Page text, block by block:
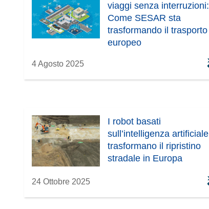
viaggi senza interruzioni:
Come SESAR sta
trasformando il trasporto
europeo
4 Agosto 2025
I robot basati
sull’intelligenza artificiale
trasformano il ripristino
stradale in Europa
24 Ottobre 2025